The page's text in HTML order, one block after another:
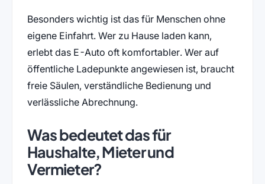
Besonders wichtig ist das für Menschen ohne
eigene Einfahrt. Wer zu Hause laden kann,
erlebt das E-Auto oft komfortabler. Wer auf
öffentliche Ladepunkte angewiesen ist, braucht
freie Säulen, verständliche Bedienung und
verlässliche Abrechnung.
Was bedeutet das für
Haushalte, Mieter und
Vermieter?